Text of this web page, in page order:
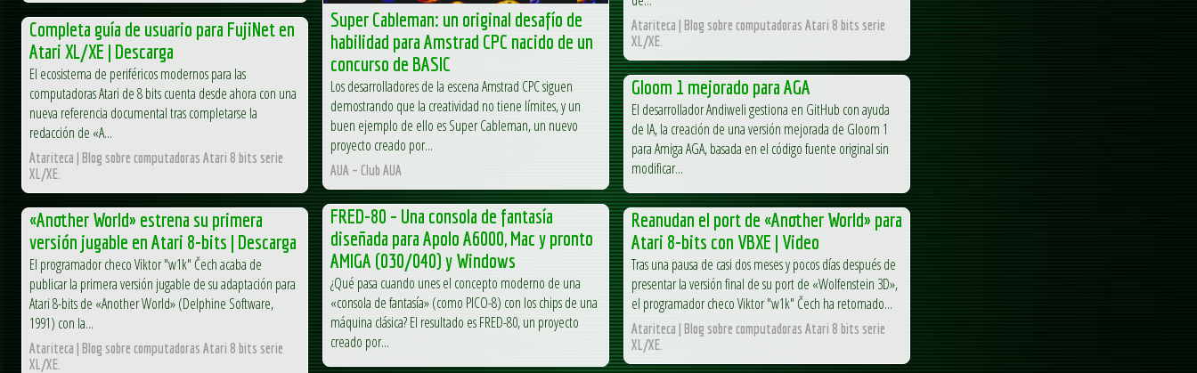
Super Cableman: un original desafío de
habilidad para Amstrad CPC nacido de un
concurso de BASIC
Los desarrolladores de la escena Amstrad CPC siguen
demostrando que la creatividad no tiene límites, y un
buen ejemplo de ello es Super Cableman, un nuevo
proyecto creado por...
AUA – Club AUA
Atariteca | Blog sobre computadoras Atari 8 bits serie
XL/XE.
Completa guía de usuario para FujiNet en
Atari XL/XE | Descarga
El ecosistema de periféricos modernos para las
computadoras Atari de 8 bits cuenta desde ahora con una
nueva referencia documental tras completarse la
redacción de «A...
Atariteca | Blog sobre computadoras Atari 8 bits serie
XL/XE.
Gloom 1 mejorado para AGA
El desarrollador Andiweli gestiona en GitHub con ayuda
de IA, la creación de una versión mejorada de Gloom 1
para Amiga AGA, basada en el código fuente original sin
modificar...
FRED-80 – Una consola de fantasía
diseñada para Apolo A6000, Mac y pronto
AMIGA (030/040) y Windows
¿Qué pasa cuando unes el concepto moderno de una
«consola de fantasía» (como PICO-8) con los chips de una
máquina clásica? El resultado es FRED-80, un proyecto
creado por...
«Another World» estrena su primera
versión jugable en Atari 8-bits | Descarga
El programador checo Viktor "w1k" Čech acaba de
publicar la primera versión jugable de su adaptación para
Atari 8-bits de «Another World» (Delphine Software,
1991) con la...
Atariteca | Blog sobre computadoras Atari 8 bits serie
XL/XE.
Reanudan el port de «Another World» para
Atari 8-bits con VBXE | Video
Tras una pausa de casi dos meses y pocos días después de
presentar la versión final de su port de «Wolfenstein 3D»,
el programador checo Viktor "w1k" Čech ha retomado...
Atariteca | Blog sobre computadoras Atari 8 bits serie
XL/XE.